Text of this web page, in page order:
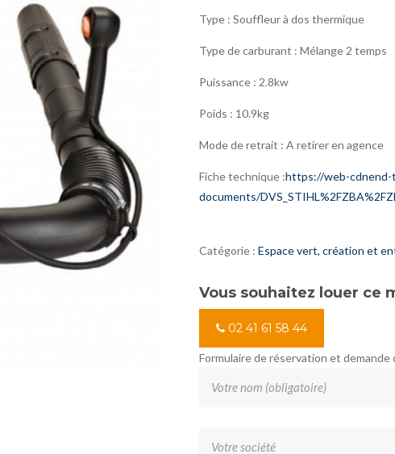
Type : Souffleur à dos thermique
Type de carburant : Mélange 2 temps
Puissance : 2.8kw
Poids : 10.9kg
Mode de retrait : A retirer en agence
Fiche technique :https://web-cdnend-
documents/
Catégorie : Espace vert, création et
Vous souhaitez louer ce
02 41 61 58 44
Formulaire de réservation et